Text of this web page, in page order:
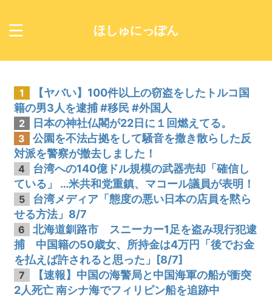
ほしゅにっぽん
1
【ヤバい】100件以上の窃盗をしたトルコ国
籍の男3人を逮捕 #移民 #外国人
2 日本の神社仏閣が22日に１回燃えてる。
3
公園を不法占拠をして騒音を撒き散らした反
対派を警察が撤去しました！
4
台湾への140億ドル規模の武器売却「確信し
ている」 …米共和党重鎮、マコール議員が表明！
5
台湾メディア「態度の悪い日本の店員を黙ら
せる方法」8/7
6
北海道釧路市 スニーカー1足を盗み現行犯逮
捕 中国籍の50歳女、所持金は4万円「後でお金
を払えば許されると思った」[8/7]
7
【速報】中国の海警局と中国海軍の船が衝突
2人死亡 南シナ海でフィリピン船を追跡中